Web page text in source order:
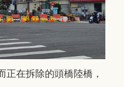
在拆除的頭橋陸橋，